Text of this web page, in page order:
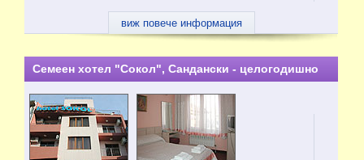
виж повече информация
Семеен хотел "Сокол", Сандански - целогодишно